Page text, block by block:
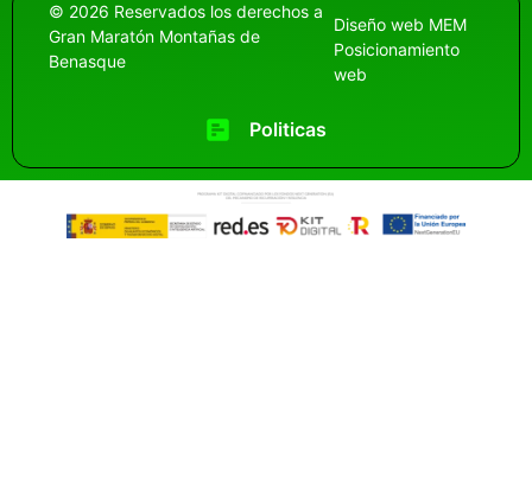
© 2026 Reservados los derechos a
Gran Maratón Montañas de
Benasque
Diseño web MEM
Posicionamiento
web
Politicas